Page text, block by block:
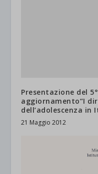
Presentazione del
aggiornamento“I
dell’adolescenza in
21 Maggio 2012